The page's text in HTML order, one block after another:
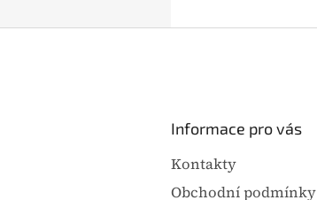
Informace pro vás
Kontakty
Obchodní podmínky